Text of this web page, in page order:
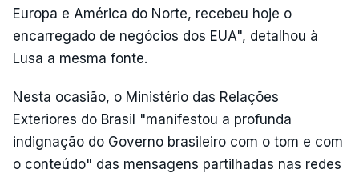
Europa e América do Norte, recebeu hoje o
encarregado de negócios dos EUA", detalhou à
Lusa a mesma fonte.
Nesta ocasião, o Ministério das Relações
Exteriores do Brasil "manifestou a profunda
indignação do Governo brasileiro com o tom e com
o conteúdo" das mensagens partilhadas nas redes